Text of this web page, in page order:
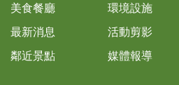
美食餐廳
環境設施
最新消息
活動剪影
鄰近景點
媒體報導